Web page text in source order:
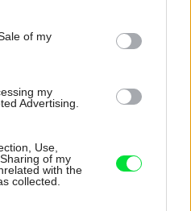
purposes in below Google
of my
my
Advertising.
Use,
of my
with the
collected.
rodinný dom